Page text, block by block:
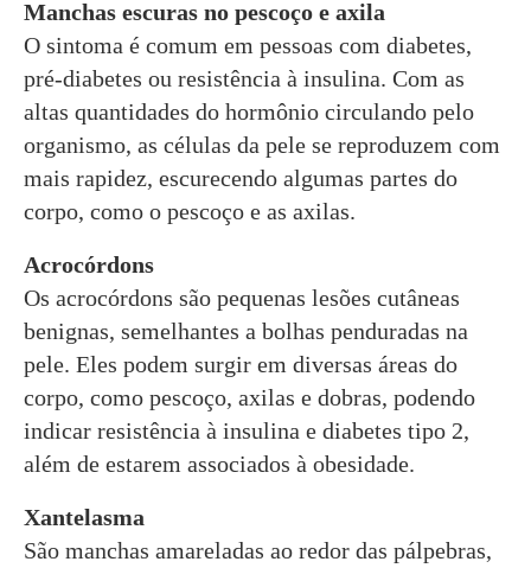
Manchas escuras no pescoço e axila
O sintoma é comum em pessoas com diabetes,
pré-diabetes ou resistência à insulina. Com as
altas quantidades do hormônio circulando pelo
organismo, as células da pele se reproduzem com
mais rapidez, escurecendo algumas partes do
corpo, como o pescoço e as axilas.
Acrocórdons
Os acrocórdons são pequenas lesões cutâneas
benignas, semelhantes a bolhas penduradas na
pele. Eles podem surgir em diversas áreas do
corpo, como pescoço, axilas e dobras, podendo
indicar resistência à insulina e diabetes tipo 2,
além de estarem associados à obesidade.
Xantelasma
São manchas amareladas ao redor das pálpebras,